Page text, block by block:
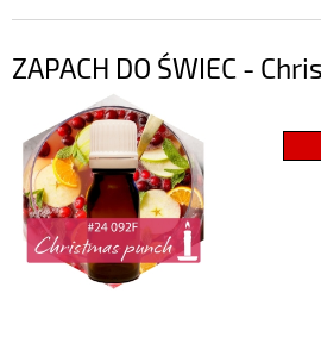
ZAPACH DO ŚWIEC -